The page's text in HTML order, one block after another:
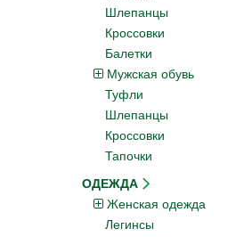
Шлепанцы
Кроссовки
Балетки
Мужская обувь
Туфли
Шлепанцы
Кроссовки
Тапочки
ОДЕЖДА
Женская одежда
Легинсы